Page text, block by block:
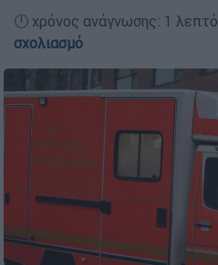
🕛 χρόνος ανάγνωσης: 1
σχολιασμό